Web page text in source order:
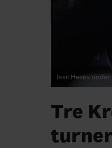
Isac Heens
Tre